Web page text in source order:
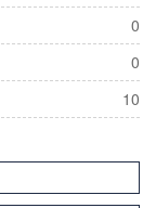
0
0
10